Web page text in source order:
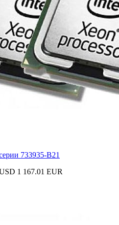
733935-B21
1 167.01 EUR